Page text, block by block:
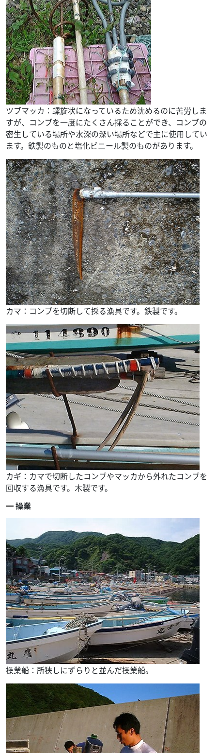
ツブマッカ：螺旋状になっているため沈めるのに苦労しま
すが、コンブを一度にたくさん採ることができ、コンブの
密生している場所や水深の深い場所などで主に使用してい
ます。鉄製のものと塩化ビニール製のものがあります。
カマ：コンブを切断して採る漁具です。鉄製です。
カギ：カマで切断したコンブやマッカから外れたコンブを
回収する漁具です。木製です。
操業
操業船：所狭しにずらりと並んだ操業船。